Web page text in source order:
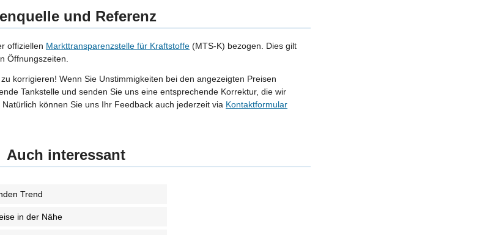
und Referenz
offiziellen Markttransparenzstelle für Kraftstoffe (MTS-K) bezogen. Dies gilt
Öffnungszeiten.
korrigieren! Wenn Sie Unstimmigkeiten bei den angezeigten Preisen
Tankstelle und senden Sie uns eine entsprechende Korrektur, die wir
können Sie uns Ihr Feedback auch jederzeit via Kontaktformular
Auch interessant
Trend
in der Nähe